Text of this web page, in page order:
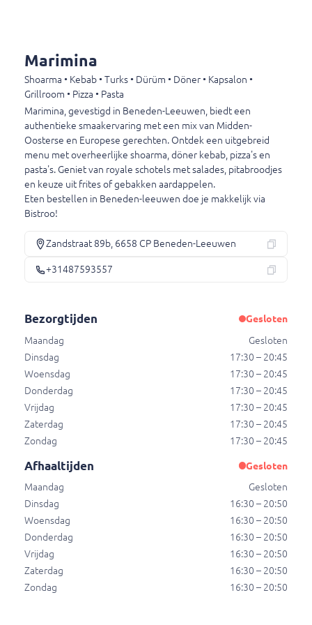
€ 2,50
Chocolade melk
Chocolade melk
€ 3,50
AA Drink
AA Drink
€ 3,50
Red Bull
Bevat cafeïne (80mg/100ml)
€ 3,50
Bier (18+)
5% vol, 0,33l, € 9,09/1l
€ 3,00
Marimina
Shoarma • Kebab • Turks • Dürüm • Döner • Kapsalon •
Grillroom • Pizza • Pasta
Marimina, gevestigd in Beneden-Leeuwen, biedt een
authentieke smaakervaring met een mix van Midden-
Oosterse en Europese gerechten. Ontdek een uitgebreid
menu met overheerlijke shoarma, döner kebab, pizza's en
pasta's. Geniet van royale schotels met salades, pitabroodjes
en keuze uit frites of gebakken aardappelen.
Eten bestellen in Beneden-leeuwen doe je makkelijk via
Bistroo!
Zandstraat 89b, 6658 CP Beneden-Leeuwen
+31487593557
Bezorgtijden
Gesloten
Maandag
Gesloten
Dinsdag
17:30 – 20:45
Woensdag
17:30 – 20:45
Donderdag
17:30 – 20:45
Vrijdag
17:30 – 20:45
Zaterdag
17:30 – 20:45
Zondag
17:30 – 20:45
Afhaaltijden
Gesloten
Maandag
Gesloten
Dinsdag
16:30 – 20:50
Woensdag
16:30 – 20:50
Donderdag
16:30 – 20:50
Vrijdag
16:30 – 20:50
Zaterdag
16:30 – 20:50
Zondag
16:30 – 20:50